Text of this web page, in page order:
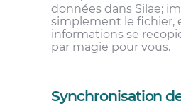
données dans Silae;
simplement le fichier,
informations se
par magie pour vous.
Synchronisation